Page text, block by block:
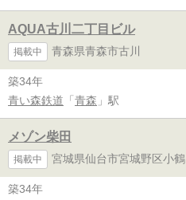
AQUA古川二丁目ビル
掲載中 青森県青森市古川
築34年
青い森鉄道 「 青森 」駅
メゾン柴田
掲載中 宮城県仙台市宮城野区小鶴
築34年